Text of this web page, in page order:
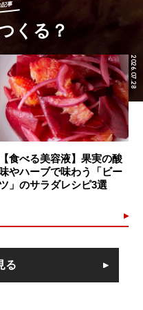
事
くる？
2026.07.28
【食べる美容液】果実の酸
やハーブで味わう「ビー
ツ」のサラダレシピ3選
る